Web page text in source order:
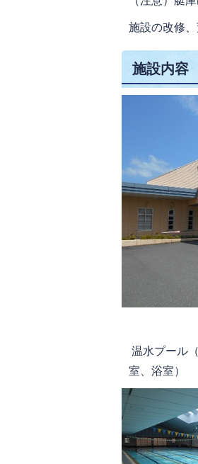
施設の改修
施設内容
温水プール
室、浴室）